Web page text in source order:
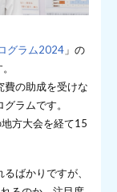
グラム2024 」の
費の助成を受けな
ラムです。
方大会を経て15
ばかりですが、